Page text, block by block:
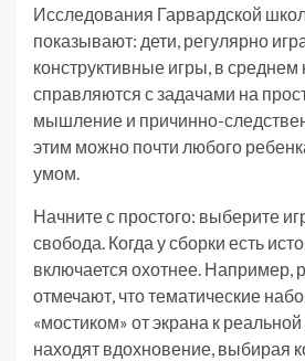
Исследования Гарвардской
показывают: дети, регулярно
конструктивные игры, в
справляются с задачами на
мышление и причинно-
этим можно почти любого
умом.
Начните с простого: выберите
свобода. Когда у сборки есть
включается охотнее. Например,
отмечают, что тематические
«мостиком» от экрана к
находят вдохновение, выбирая